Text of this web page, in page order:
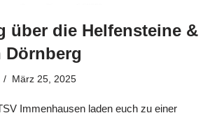
über die Helfensteine &
Dörnberg
März 25, 2025
Immenhausen laden euch zu einer